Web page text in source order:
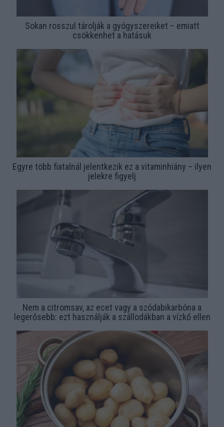
Sokan rosszul tárolják a gyógyszereiket – emiatt
csökkenhet a hatásuk
Egyre több fiatalnál jelentkezik ez a vitaminhiány – ilyen
jelekre figyelj
Nem a citromsav, az ecet vagy a szódabikarbóna a
legerősebb: ezt használják a szállodákban a vízkő ellen